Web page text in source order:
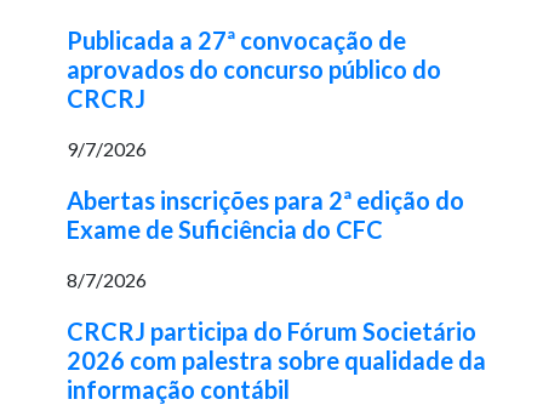
Publicada a 27ª convocação de
aprovados do concurso público do
CRCRJ
9/7/2026
Abertas inscrições para 2ª edição do
Exame de Suficiência do CFC
8/7/2026
CRCRJ participa do Fórum Societário
2026 com palestra sobre qualidade da
informação contábil